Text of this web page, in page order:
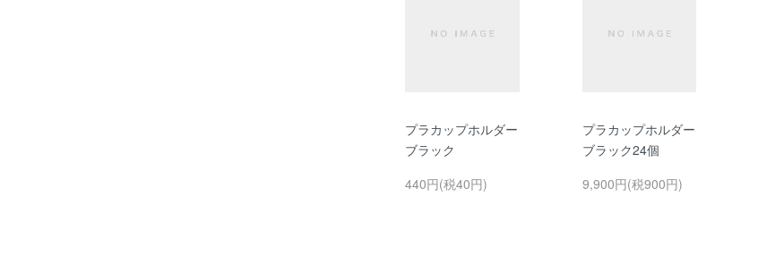
プラカップホルダー
ブラック
440円(税40円)
プラカップホルダー
ブラック24個
9,900円(税900円)